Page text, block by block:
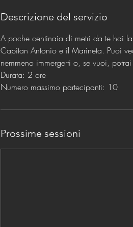
Descrizione del servizio
A poche centinaia di metri da te hai
Capitan Antonio e il Marineta. Puoi
nemmeno immergerti o, se vuoi,
Durata: 2 ore
Numero massimo partecipanti: 10
Prossime sessioni